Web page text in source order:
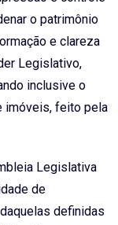
o patrimônio
e clareza
Legislativo,
inclusive o
imóveis, feito pela
Legislativa
de
definidas